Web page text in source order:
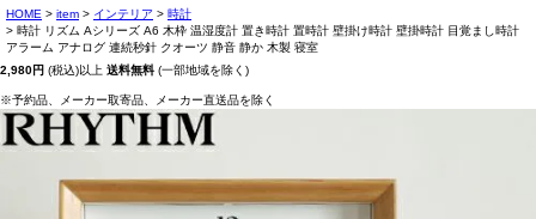
HOME item インテリア
時計
時計 リズム Aシリーズ A6 木枠 温湿度計 置き時計 置時計 壁掛け時計 壁掛時計 目覚まし時計
アラーム アナログ 連続秒針 クオーツ 静音 静か 木製 寝室
2,980円 (税込)以上 送料無料 (一部地域を除く)
※予約品、メーカー取寄品、メーカー直送品を除く